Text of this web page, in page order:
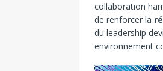
collaboration
de renforcer la
du leadership
environnement